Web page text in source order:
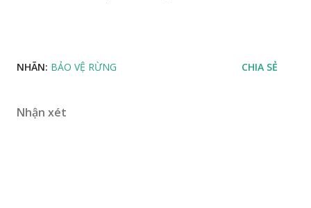
NHÃN: BẢO VỆ RỪNG CHIA SẺ
Nhận xét